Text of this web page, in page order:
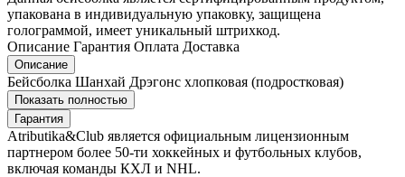
упакована в индивидуальную упаковку, защищена
голограммой, имеет уникальный штрихкод.
Описание Гарантия Оплата Доставка
Описание
Бейсболка Шанхай Дрэгонс хлопковая (подростковая)
Показать полностью
Гарантия
Atributika&Club является официальным лицензионным
партнером более 50-ти хоккейных и футбольных клубов,
включая команды КХЛ и NHL.